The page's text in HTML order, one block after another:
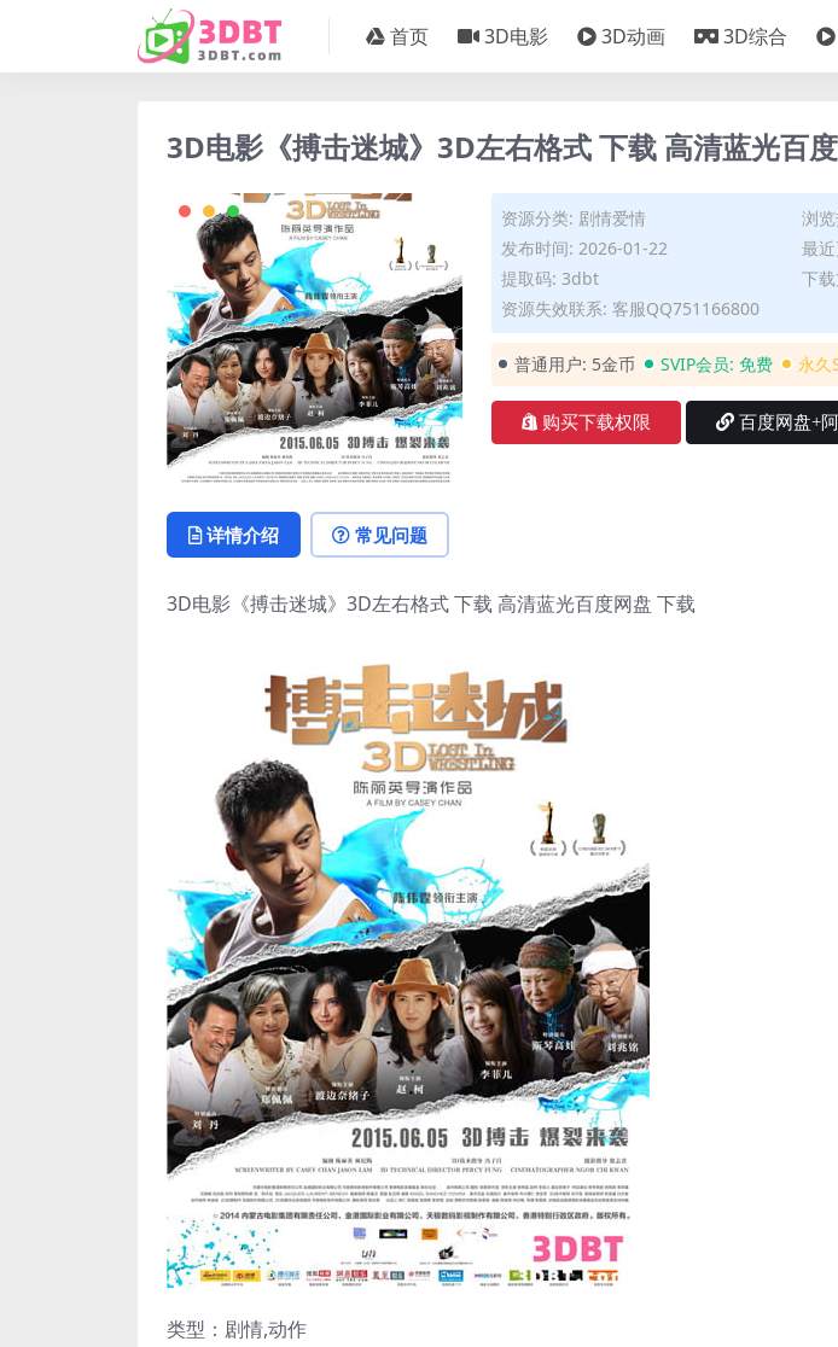
首页 3D电影 3D动画 3D综合
3D电影《搏击迷城》3D左右格式 下载 高清蓝光百
资源分类: 剧情爱情
浏
发布时间: 2026-01-22
最
提取码: 3dbt
下
资源失效联系: 客服QQ751166800
普通用户: 5金币 SVIP会员: 免费 永久
购买下载权限 百度网盘+
详情介绍 常见问题
3D电影《搏击迷城》3D左右格式 下载 高清蓝光百度网盘 下载
类型：剧情,动作